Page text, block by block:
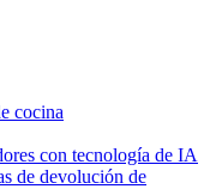
cocina
con tecnología de IA
de devolución de